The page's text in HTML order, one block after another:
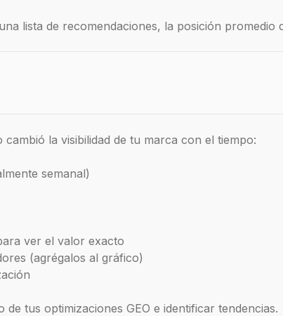
lista de recomendaciones, la posición promedio
la visibilidad de tu marca con el tiempo:
semanal)
ver el valor exacto
(agrégalos al gráfico)
tus optimizaciones GEO e identificar tendencias.